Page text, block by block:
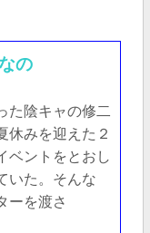
の
た陰キャの修二
休みを迎えた２
ベントをとおし
いた。そんな
ーを渡さ